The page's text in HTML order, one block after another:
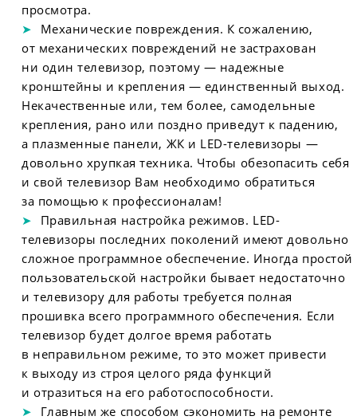
просмотра.
Механические повреждения. К сожалению,
от механических повреждений не застрахован
ни один телевизор, поэтому — надежные
кронштейны и крепления — единственный выход.
Некачественные или, тем более, самодельные
крепления, рано или поздно приведут к падению,
а плазменные панели, ЖК и LED-телевизоры —
довольно хрупкая техника. Чтобы обезопасить себя
и свой телевизор Вам необходимо обратиться
за помощью к профессионалам!
Правильная настройка режимов. LED-
телевизоры последних поколений имеют довольно
сложное программное обеспечение. Иногда простой
пользовательской настройки бывает недостаточно
и телевизору для работы требуется полная
прошивка всего программного обеспечения. Если
телевизор будет долгое время работать
в неправильном режиме, то это может привести
к выходу из строя целого ряда функций
и отразиться на его работоспособности.
Главным же способом сэкономить на ремонте